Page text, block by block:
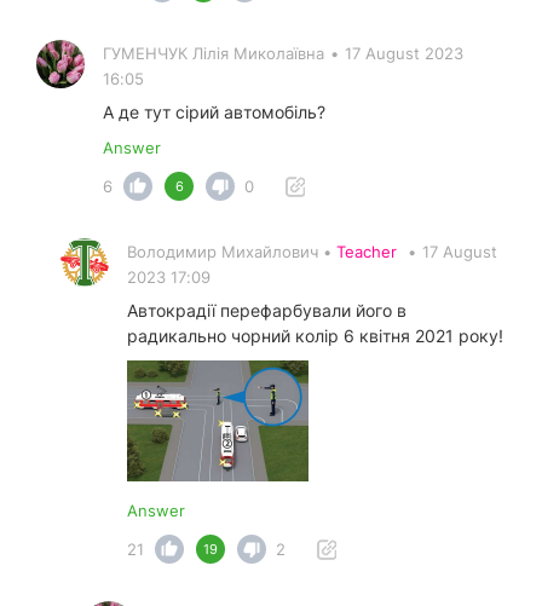
ГУМЕНЧУК Лілія Миколаївна • 17 August 2023
16:05
А де тут сірий автомобіль?
Answer
6
6 0
Володимир Михайлович • Teacher • 17 August
2023 17:09
Автокрадії перефарбували його в
радикально чорний колір 6 квітня 2021 року!
Answer
21
19 2